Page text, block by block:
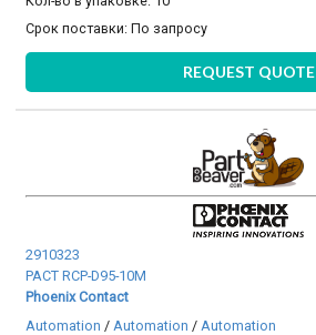
Срок поставки:По запросу
REQUEST QUOTE
2910323
PACT RCP-D95-10M
Phoenix Contact
Automation / Automation / Automation